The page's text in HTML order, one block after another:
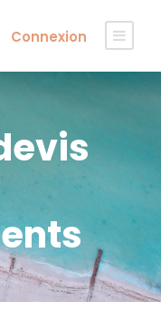
Connexion